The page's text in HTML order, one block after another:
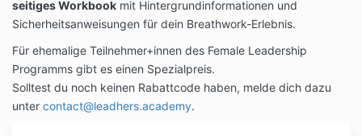
seitiges Workbook mit Hintergrundinformationen und
Sicherheitsanweisungen für dein Breathwork-Erlebnis.
Für ehemalige Teilnehmer+innen des Female Leadership
Programms gibt es einen Spezialpreis.
Solltest du noch keinen Rabattcode haben, melde dich dazu
unter contact@leadhers.academy.